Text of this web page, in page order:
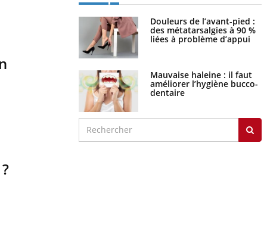
Douleurs de l’avant-pied :
des métatarsalgies à 90 %
liées à problème d’appui
Mauvaise haleine : il faut
améliorer l’hygiène bucco-
dentaire